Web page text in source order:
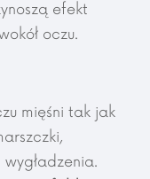
efekt
oczu.
mięśni tak jak